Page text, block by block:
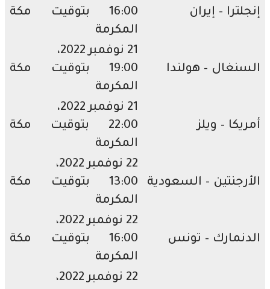
– إيران
16:00 بتوقيت مكة
المكرمة
– هولندا
19:00 بتوقيت مكة
المكرمة
– ويلز
22:00 بتوقيت مكة
المكرمة
– السعودية
13:00 بتوقيت مكة
المكرمة
– تونس
16:00 بتوقيت مكة
المكرمة